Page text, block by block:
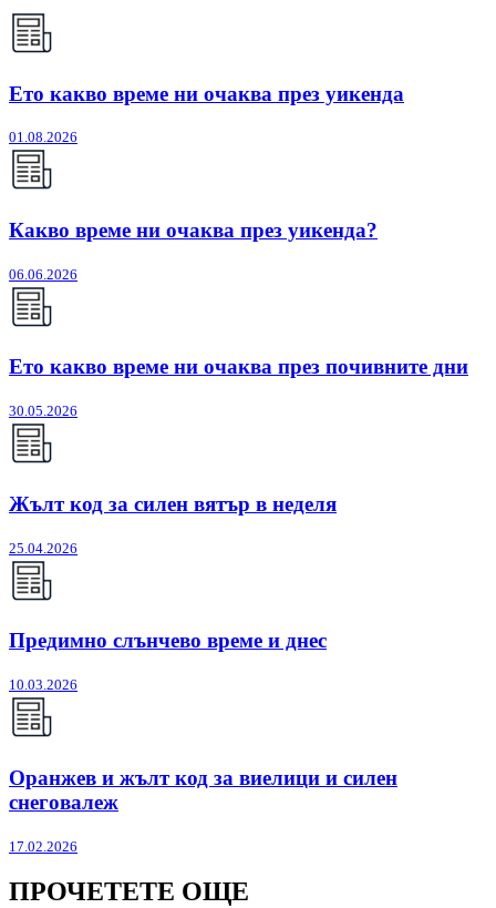
Ето какво време ни очаква през уикенда
01.08.2026
Какво време ни очаква през уикенда?
06.06.2026
Ето какво време ни очаква през почивните дни
30.05.2026
Жълт код за силен вятър в неделя
25.04.2026
Предимно слънчево време и днес
10.03.2026
Оранжев и жълт код за виелици и силен
снеговалеж
17.02.2026
ПРОЧЕТЕТЕ ОЩЕ